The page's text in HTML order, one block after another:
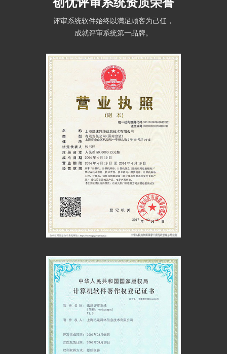
创优评审系统资质荣誉
评审系统软件始终以满足顾客为己任，
成就评审系统第一品牌。